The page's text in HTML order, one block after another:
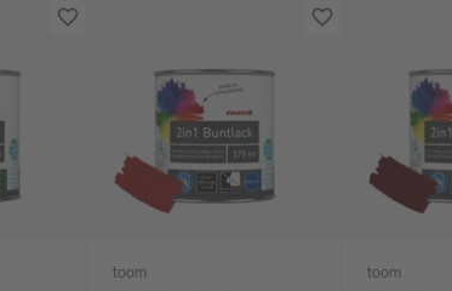
toom toom